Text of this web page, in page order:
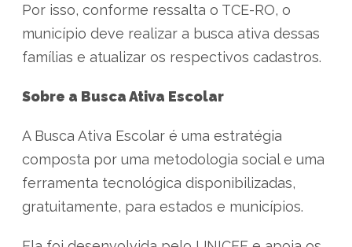
Por isso, conforme ressalta o TCE-RO, o
município deve realizar a busca ativa dessas
famílias e atualizar os respectivos cadastros.
Sobre a Busca Ativa Escolar
A Busca Ativa Escolar é uma estratégia
composta por uma metodologia social e uma
ferramenta tecnológica disponibilizadas,
gratuitamente, para estados e municípios.